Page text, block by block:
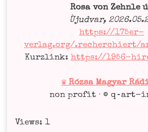
Rosa von Zehn­le
Ùjud­var,
https://175er-
verlag.org/.recherchiert/
Kurz­link: https://1956-
♛ Róz­sa Magyar
non pro­fit · © q‑art-
Views: 1